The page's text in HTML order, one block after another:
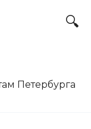
Петербурга